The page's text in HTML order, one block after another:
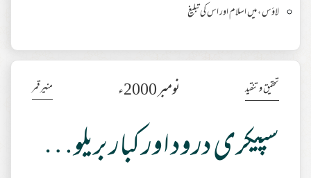
لاؤس ، میں اسلام اور اس کی تبلیغ
تحقیق و تنقید نومبر 2000ء منیر قمر
سپیکری درود اور کبار بریلوی علماء کے فتاویٰ